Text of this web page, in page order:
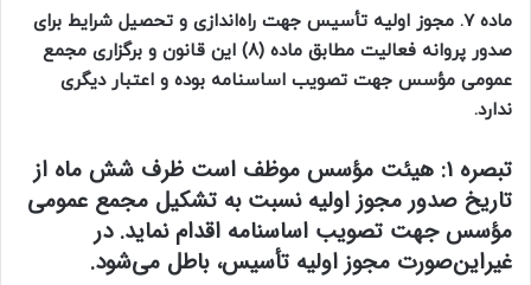
ماده 7. مجوز اولیه تأسیس جهت راه‌اندازی و تحصیل شرایط برای
صدور پروانه فعالیت مطابق ماده (۸) این قانون و برگزاری مجمع
عمومی مؤسس جهت تصویب اساسنامه بوده و اعتبار دیگری
ندارد.
تبصره 1:
هیئت مؤسس موظف است ظرف شش ماه از
تاریخ صدور مجوز اولیه نسبت به تشکیل مجمع عمومی
مؤسس جهت تصویب اساسنامه اقدام نماید. در
غیراین‌صورت مجوز اولیه تأسیس، باطل می‌شود.